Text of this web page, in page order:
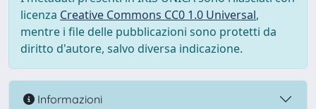
licenza Creative Commons CC0 1.0 Universal,
mentre i file delle pubblicazioni sono protetti da
diritto d'autore, salvo diversa indicazione.
Informazioni